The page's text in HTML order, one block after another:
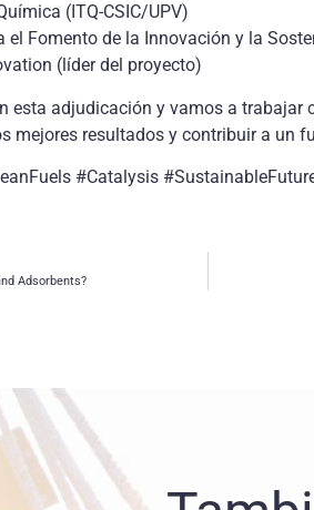
(ITQ-CSIC/UPV)
el Fomento de la Innovación y la
(líder del proyecto)
esta adjudicación y vamos a trabajar
mejores resultados y contribuir a un
#Catalysis
Adsorbents?